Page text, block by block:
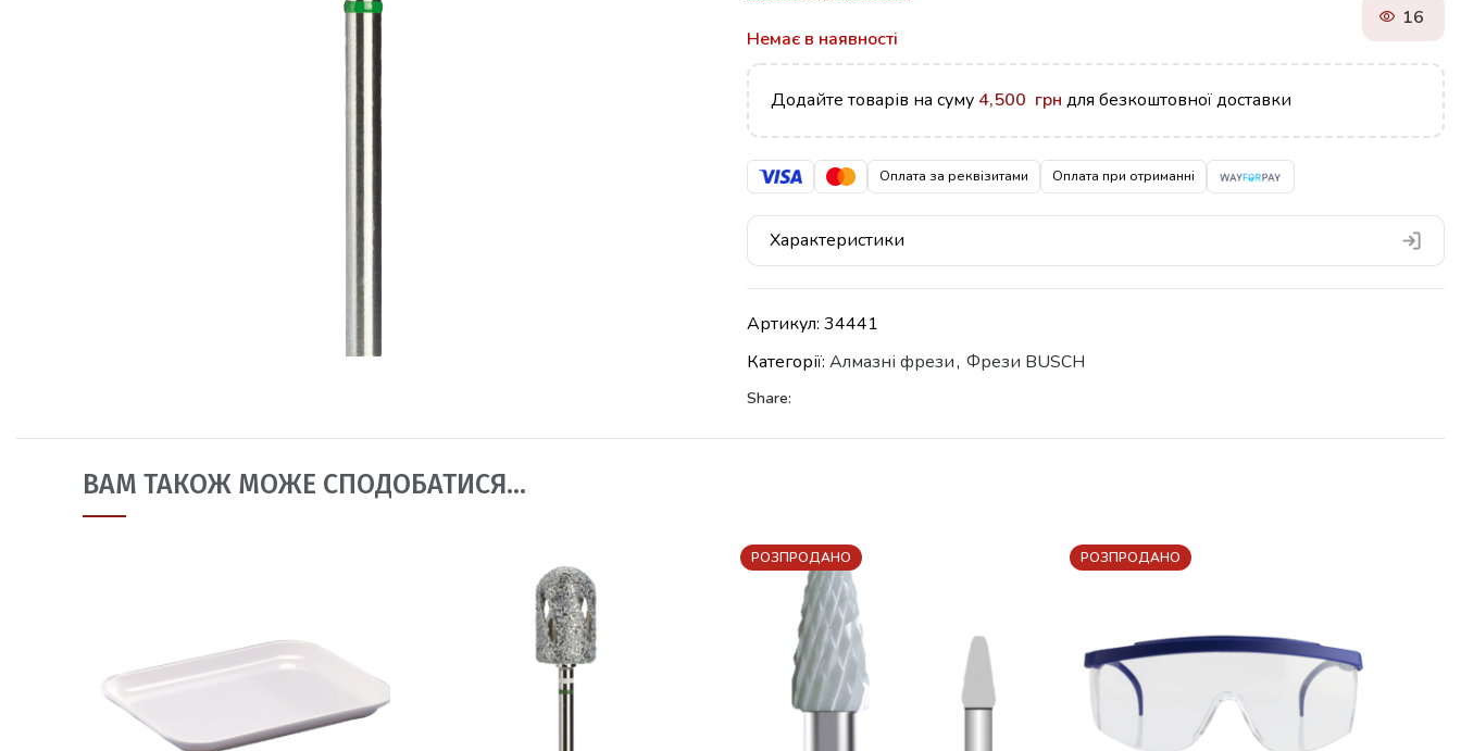
Немає в наявності
16
Додайте товарів на суму 4,500 грн для безкоштовної доставки
Оплата за реквізитами Оплата при отриманні
Характеристики
Артикул: 34441
Категорії: Алмазні фрези, Фрези BUSCH
Share:
ВАМ ТАКОЖ МОЖЕ СПОДОБАТИСЯ…
РОЗПРОДАНО РОЗПРОДАНО